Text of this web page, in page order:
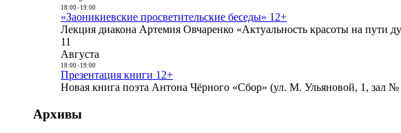
18:00- 19:00
«Заоникиевские просветительские беседы» 12+
Лекция диакона Артемия Овчаренко «Актуальность красоты на пути
11
Августа
18:00- 19:00
Презентация книги 12+
Новая книга поэта Антона Чёрного «Сбор» (ул. М. Ульяновой, 1, зал №
Архивы